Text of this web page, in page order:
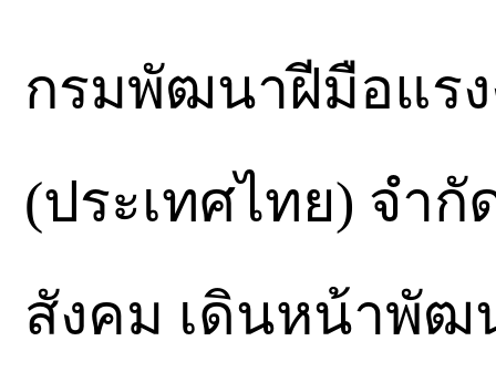
กรมพัฒนาฝีมือแร
(ประเทศไทย) จำ
สังคม เดินหน้าพัฒ